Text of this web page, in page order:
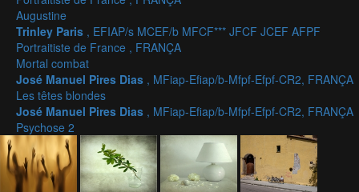
Augustine
Trinley Paris , EFIAP/s MCEF/b MFCF*** JFCF JCEF AFPF
Portraitiste de France , FRANÇA
Mortal combat
José Manuel Pires Dias , MFiap-Efiap/b-Mfpf-Efpf-CR2, FRANÇA
Les têtes blondes
José Manuel Pires Dias , MFiap-Efiap/b-Mfpf-Efpf-CR2, FRANÇA
Psychose 2